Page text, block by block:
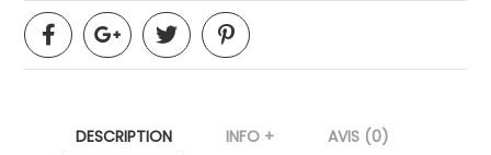
DESCRIPTION INFO + AVIS (0)